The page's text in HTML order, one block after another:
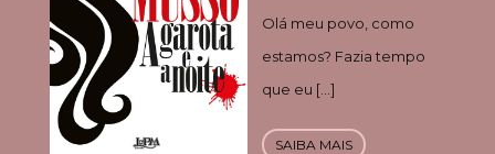
Olá meu povo, como
estamos? Fazia tempo
que eu […]
SAIBA MAIS